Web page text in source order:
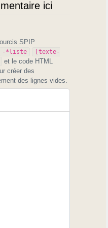
ici
SPIP
-*liste
[texte-
et le code HTML
créer des
des lignes vides.